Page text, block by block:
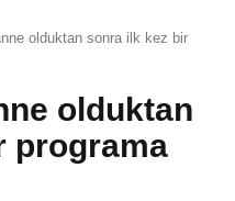
olduktan sonra ilk kez bir
olduktan
programa